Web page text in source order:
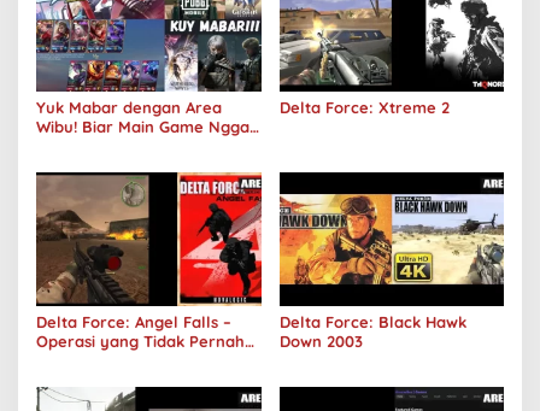
Yuk Mabar dengan Area
Wibu! Biar Main Game Nggak
Delta Force: Xtreme 2
Delta Force: Angel Falls –
Operasi yang Tidak Pernah
Delta Force: Black Hawk
Down 2003